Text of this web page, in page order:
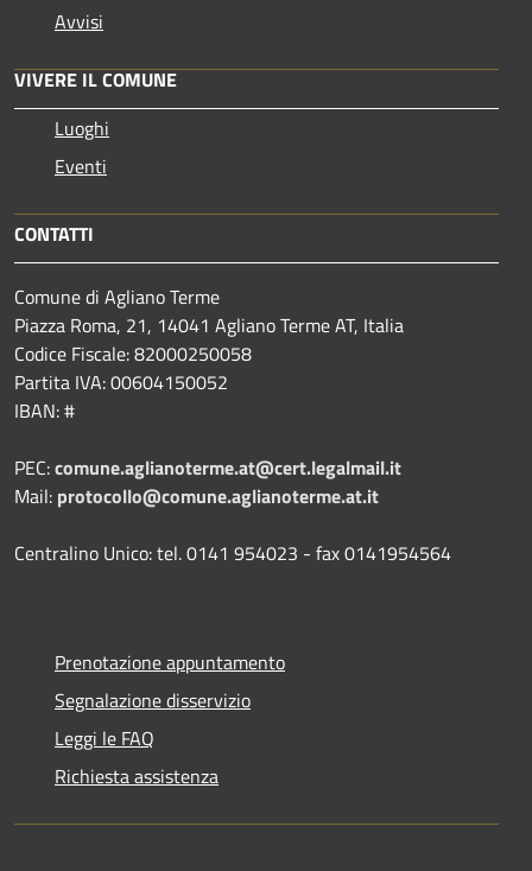
Avvisi
VIVERE IL COMUNE
Luoghi
Eventi
CONTATTI
Comune di Agliano Terme
Piazza Roma, 21, 14041 Agliano Terme AT, Italia
Codice Fiscale: 82000250058
Partita IVA: 00604150052
IBAN: #
PEC:comune.aglianoterme.at@cert.legalmail.it
Mail: protocollo@comune.aglianoterme.at.it
Centralino Unico: tel. 0141 954023 - fax 0141954564
Prenotazione appuntamento
Segnalazione disservizio
Leggi le FAQ
Richiesta assistenza